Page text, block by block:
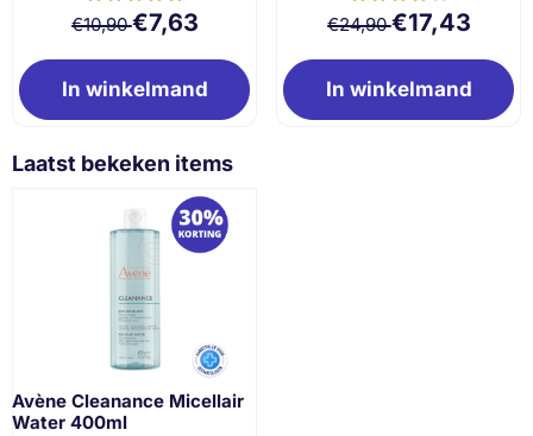
Van 10,90 voor 7,63
€10,90€7,63
In winkelmand
Van 24,90 voor
€24,90€17,43
In winkelmand
Laatst bekeken items
Avène Cleanance Micellair
Water 400ml